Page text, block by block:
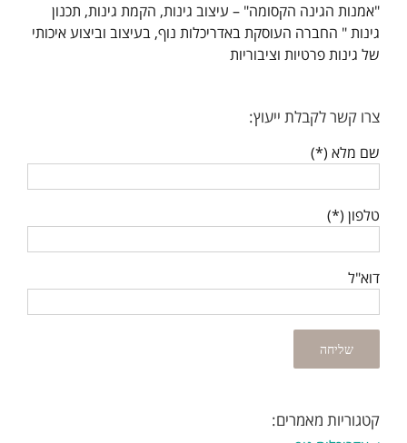
"אמנות הגינה הקסומה" – עיצוב גינות, הקמת גינות, תכנון
גינות " החברה העוסקת באדריכלות נוף, בעיצוב וביצוע איכותי
של גינות פרטיות וציבוריות
צרו קשר לקבלת ייעוץ:
שם מלא (*)
טלפון (*)
דוא"ל
קטגוריות מאמרים: